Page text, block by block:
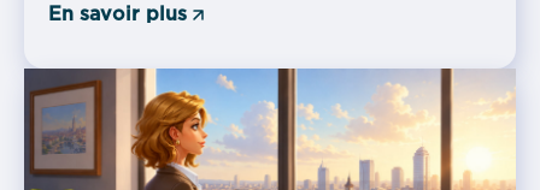
En savoir plus